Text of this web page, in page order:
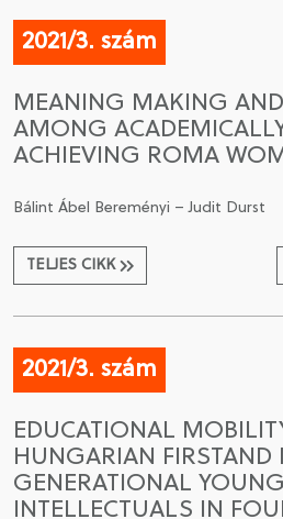
2021/3. szám
MEANING MAKING AND
AMONG
ACHIEVING ROMA
Bálint Ábel Bereményi – Judit Durst
TELJES CIKK
2021/3. szám
EDUCATIONAL
HUNGARIAN FIRSTAND
GENERATIONAL YOUNG
INTELLECTUALS IN